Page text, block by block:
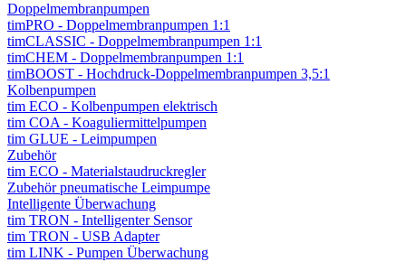
Doppelmembranpumpen
timPRO - Doppelmembranpumpen 1:1
timCLASSIC - Doppelmembranpumpen 1:1
timCHEM - Doppelmembranpumpen 1:1
timBOOST - Hochdruck-Doppelmembranpumpen 3,5:1
Kolbenpumpen
tim ECO - Kolbenpumpen elektrisch
tim COA - Koaguliermittelpumpen
tim GLUE - Leimpumpen
Zubehör
tim ECO - Materialstaudruckregler
Zubehör pneumatische Leimpumpe
Intelligente Überwachung
tim TRON - Intelligenter Sensor
tim TRON - USB Adapter
tim LINK - Pumpen Überwachung